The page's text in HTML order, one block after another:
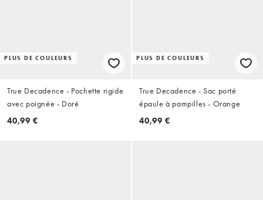
PLUS DE COULEURS
True Decadence - Pochette rigide
avec poignée - Doré
40,99 €
PLUS DE COULEURS
True Decadence - Sac porté
épaule à pampilles - Orange
40,99 €